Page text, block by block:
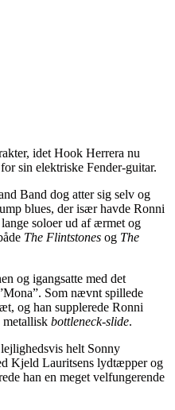
idet Hook Herrera nu
sin elektriske Fender-guitar.
Band dog atter sig selv og
blues, der især havde Ronni
soloer ud af ærmet og
The Flintstones og The
og igangsatte med det
Som nævnt spillede
og han supplerede Ronni
metallisk bottleneck-slide.
helt Sonny
Kjeld Lauritsens lydtæpper og
han en meget velfungerende